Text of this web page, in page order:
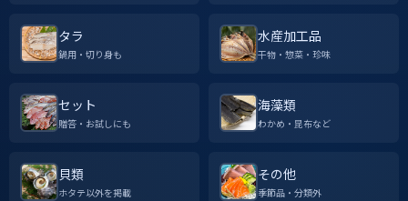
タラ
鍋用・切り身も
水産加工品
干物・惣菜・珍味
セット
贈答・お試しにも
海藻類
わかめ・昆布など
貝類
ホタテ以外を掲載
その他
季節品・分類外